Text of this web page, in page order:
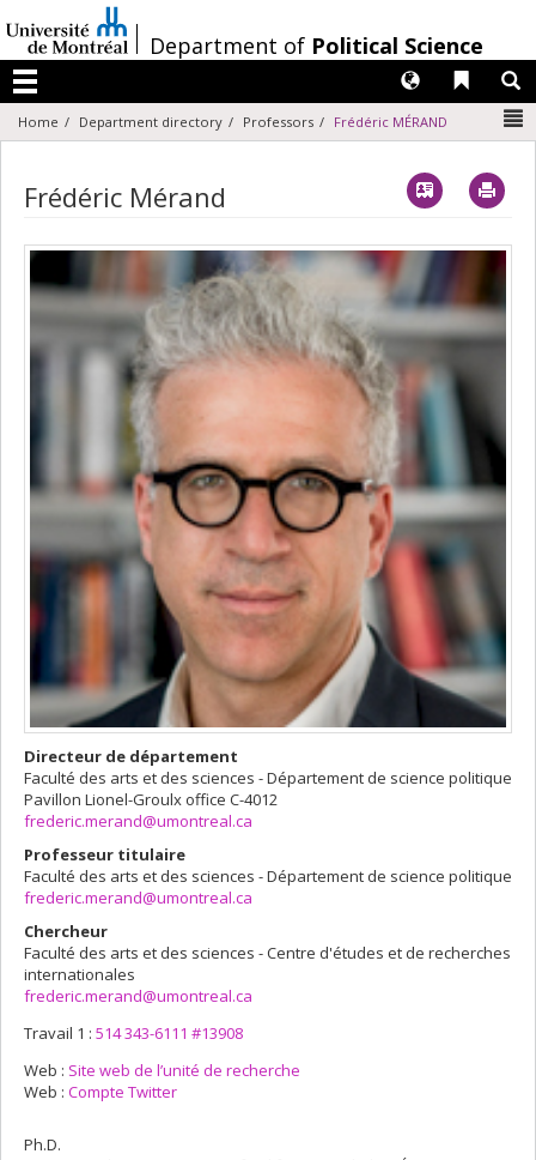
au
contenu
/Department of Political Science
Menu
Liens
Langues
Home Department directory Professors Frédéric MÉRAND
Frédéric Mérand Vcard
Directeur de département
Faculté des arts et des sciences - Département de science politique
Pavillon Lionel-Groulx office C-4012
frederic.merand@umontreal.ca
Professeur titulaire
Faculté des arts et des sciences - Département de science politique
frederic.merand@umontreal.ca
Chercheur
Faculté des arts et des sciences - Centre d'études et de recherches
internationales
frederic.merand@umontreal.ca
Travail 1 : 514 343-6111 #13908
Web : Site web de l’unité de recherche
Web : Compte Twitter
Ph.D.